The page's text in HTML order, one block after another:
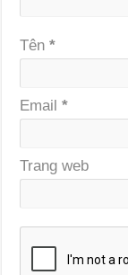
Tên*
Email*
Trang web